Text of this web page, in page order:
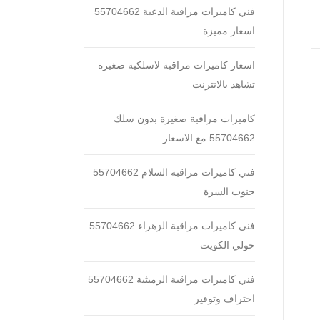
فني كاميرات مراقبة الدعية 55704662
اسعار مميزة
اسعار كاميرات مراقبة لاسلكية صغيرة
تشاهد بالانترنت
كاميرات مراقبة صغيرة بدون سلك
55704662 مع الاسعار
فني كاميرات مراقبة السلام 55704662
جنوب السرة
فني كاميرات مراقبة الزهراء 55704662
حولي الكويت
فني كاميرات مراقبة الرميثية 55704662
احتراف وتوفير